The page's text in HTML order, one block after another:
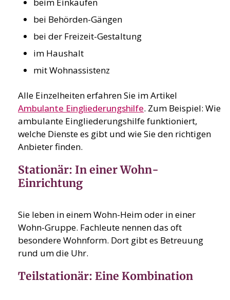
beim Einkaufen
bei Behörden-Gängen
bei der Freizeit-Gestaltung
im Haushalt
mit Wohnassistenz
Alle Einzelheiten erfahren Sie im Artikel
Ambulante Eingliederungshilfe. Zum Beispiel: Wie
ambulante Eingliederungshilfe funktioniert,
welche Dienste es gibt und wie Sie den richtigen
Anbieter finden.
Stationär: In einer Wohn-
Einrichtung
Sie leben in einem Wohn-Heim oder in einer
Wohn-Gruppe. Fachleute nennen das oft
besondere Wohnform. Dort gibt es Betreuung
rund um die Uhr.
Teilstationär: Eine Kombination